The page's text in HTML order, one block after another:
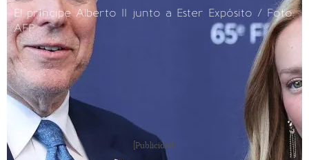
El príncipe Alberto II junto a Ester Expósito / Foto:
AFP
[Publicidad]